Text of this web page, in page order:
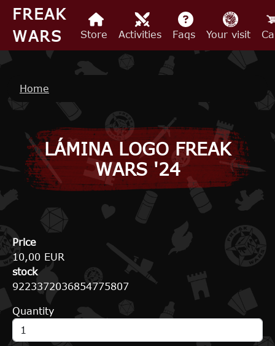
Skip to main content
FREAK
WARS
Store Activities Faqs Your visit
Breadcrumb
Home
LÁMINA LOGO FREAK
WARS '24
Price
10,00 EUR
stock
9223372036854775807
Quantity